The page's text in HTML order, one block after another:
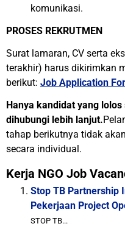
komunikasi.
PROSES REKRUTMEN
Surat lamaran, CV serta
terakhir) harus dikirimkan
berikut: Job Application
Hanya kandidat yang
dihubungi lebih lanjut.
tahap berikutnya tidak
secara individual.
Kerja NGO Job
Stop TB Partnership
Pekerjaan Project
STOP TB...